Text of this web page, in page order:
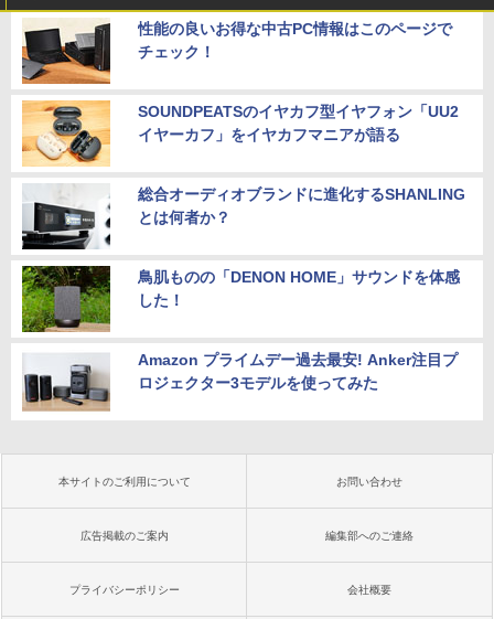
性能の良いお得な中古PC情報はこのページで
チェック！
SOUNDPEATSのイヤカフ型イヤフォン「UU2
イヤーカフ」をイヤカフマニアが語る
総合オーディオブランドに進化するSHANLING
とは何者か？
鳥肌ものの「DENON HOME」サウンドを体感
した！
Amazon プライムデー過去最安! Anker注目プ
ロジェクター3モデルを使ってみた
本サイトのご利用について お問い合わせ
広告掲載のご案内 編集部へのご連絡
プライバシーポリシー 会社概要